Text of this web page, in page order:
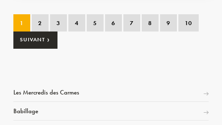
1 2 3 4 5 6 7 8 9 10
SUIVANT ›
Les Mercredis des Carmes
Babillage